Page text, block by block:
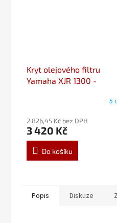
Kryt olejového filtru
Yamaha XJR 1300 -
5
2 826,45 Kč bez DPH
3 420 Kč
Do košíku
Popis Diskuze